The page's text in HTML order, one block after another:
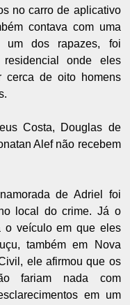
no carro de aplicativo
contava com uma
um dos rapazes, foi
onde eles
cerca de oito homens
Costa, Douglas de
Alef não recebem
de Adriel foi
local do crime. Já o
o veículo em que eles
também em Nova
ele afirmou que os
fariam nada com
em um